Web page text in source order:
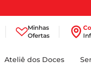
Minhas
Ofertas
Ateliê dos Doces